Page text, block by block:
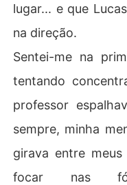
lugar... e que
na direção.
Sentei-me na
tentando
professor
sempre, minha
girava entre
focar nas